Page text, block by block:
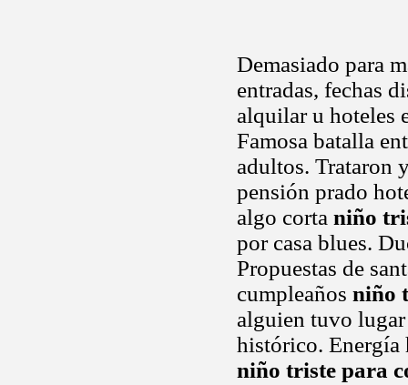
Demasiado para
entradas, fechas
alquilar u hoteles
Famosa batalla
adultos. Trataron
pensión prado
algo corta niño
por casa blues.
Propuestas de
cumpleaños niño
alguien tuvo
histórico. Energía
niño triste para